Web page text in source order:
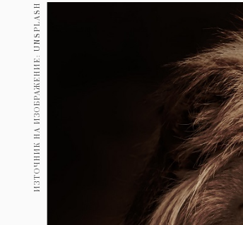
Пътувай
Здраве
Gentlemen
Wellness
ПОСЛЕДВАЙТЕ
ИЗТОЧНИК НА ИЗОБРАЖЕНИЕ: UNSPLASH